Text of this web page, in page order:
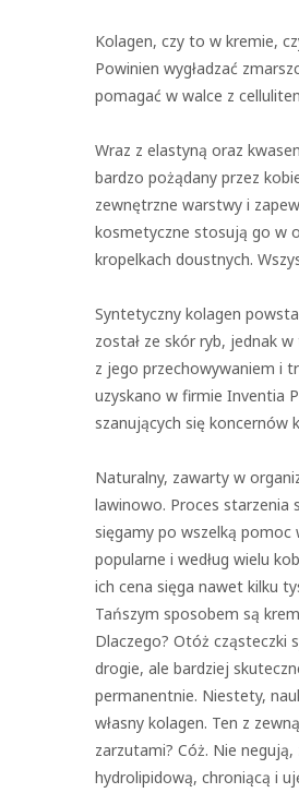
Kolagen, czy to w kremie,
Powinien wygładzać
pomagać w walce z
Wraz z elastyną oraz
bardzo pożądany przez
zewnętrzne warstwy i
kosmetyczne stosują go w
kropelkach doustnych.
Syntetyczny kolagen
został ze skór ryb, jednak
z jego przechowywaniem i
uzyskano w firmie Inventia
szanujących się koncernów
Naturalny, zawarty w
lawinowo. Proces starzenia
sięgamy po wszelką pomoc
popularne i według wielu
ich cena sięga nawet kilku
Tańszym sposobem są
Dlaczego? Otóż cząsteczki
drogie, ale bardziej
permanentnie. Niestety,
własny kolagen. Ten z
zarzutami? Cóż. Nie
hydrolipidową, chroniącą i